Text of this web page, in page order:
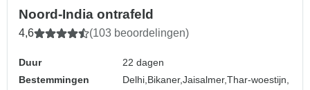
Noord-India ontrafeld
4,6 (103 beoordelingen)
Duur
22 dagen
Bestemmingen
Delhi,Bikaner,Jaisalmer,Thar-woestijn,